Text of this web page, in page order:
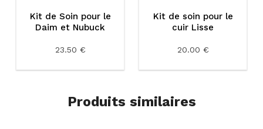
Kit de Soin pour le
Daim et Nubuck
23.50 €
Kit de soin pour le
cuir Lisse
20.00 €
Produits similaires